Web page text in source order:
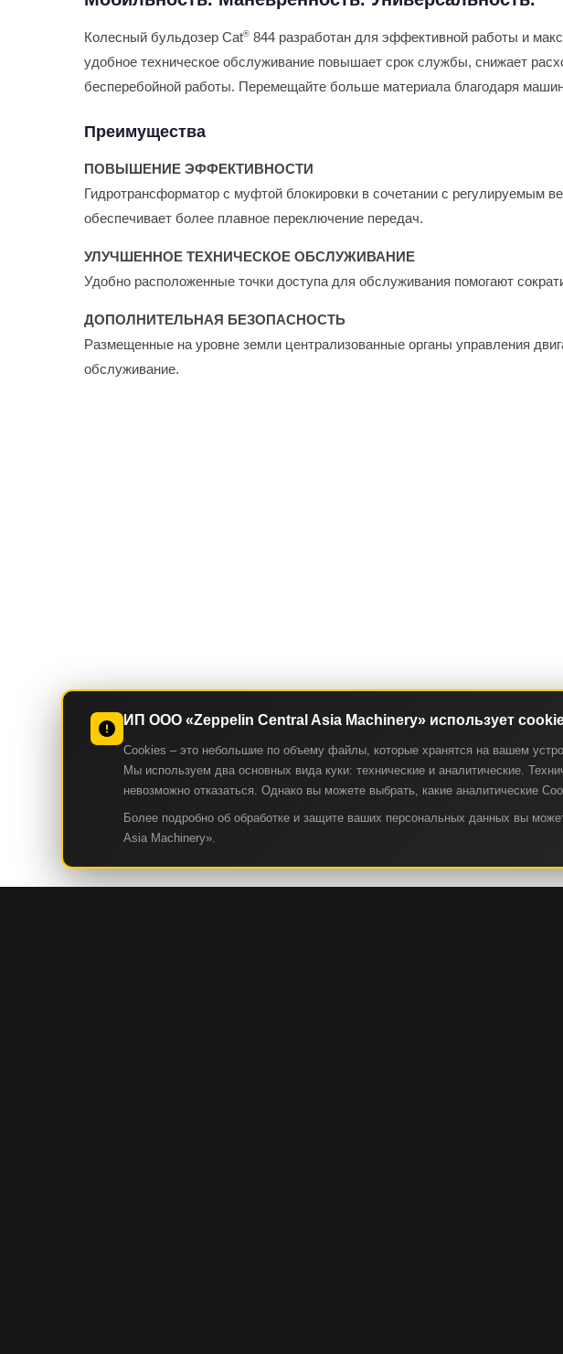
Колесный бульдозер Cat® 844 разработан для эффективной работы и
удобное техническое обслуживание повышает срок службы, снижает
бесперебойной работы. Перемещайте больше материала благодаря
Преимущества
ПОВЫШЕНИЕ ЭФФЕКТИВНОСТИ
Гидротрансформатор с муфтой блокировки в сочетании с регулируемым
обеспечивает более плавное переключение передач.
УЛУЧШЕННОЕ ТЕХНИЧЕСКОЕ ОБСЛУЖИВАНИЕ
Удобно расположенные точки доступа для обслуживания помогают
ДОПОЛНИТЕЛЬНАЯ БЕЗОПАСНОСТЬ
Размещенные на уровне земли централизованные органы управления
обслуживание.
ИП ООО «Zeppelin Central Asia Machinery» использует
Cookies – это небольшие по объему файлы, которые хранятся на вашем
Мы используем два основных вида куки: технические и аналитические.
невозможно отказаться. Однако вы можете выбрать, какие аналитические
Более подробно об обработке и защите ваших персональных данных вы
Asia Machinery».